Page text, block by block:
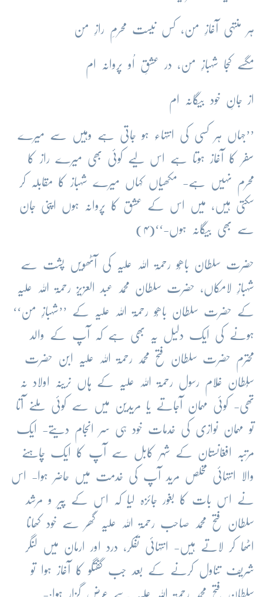
ہر منتہی آغازِ من، کس نیست محرمِ رازِ من
مگسے کجا شہبازِ من، در عشقِ اُو پروانہ ام
از جانِ خود بیگانہ ام
’’جہاں ہر کسی کی انتہاء ہو جاتی ہے وہیں سے میرے
سفر کا آغاز ہوتا ہے اس لیے کوئی بھی میرے راز کا
محرم نہیں ہے- مکھیاں کہاں میرے شہباز کا مقابلہ کر
سکتی ہیں، میں اس کے عشق کا پروانہ ہوں اپنی جان
سے بھی بیگانہ ہوں-‘‘(۴)
حضرت سلطان باھُو رحمۃ اللہ علیہ کی آٹھویں پشت سے
شہبازِ لامکاں، حضرت سلطان محمد عبد العزیز رحمۃ اللہ علیہ
کے حضرت سلطان باھُو رحمۃ اللہ علیہ کے ’’شہبازِ من‘‘
ہونے کی ایک دلیل یہ بھی ہے کہ آپ کے والد
محترم حضرت سلطان فتح محمد رحمۃ اللہ علیہ ابن حضرت
سُلطان غُلام رسول رحمۃ اللہ علیہ کے ہاں نرینہ اولاد نہ
تھی- کوئی مہمان آجاتے یا مریدین میں سے کوئی ملنے آتا
تو مہمان نوازی کی خدمات خود ہی سر انجام دیتے- ایک
مرتبہ افغانستان کے شہر کابل سے آپ کا ایک چاہنے
والا انتہائی مخلص مرید آپ کی خدمت میں حاضر ہوا- اس
نے اس بات کا بغور جائزہ لیا کہ اس کے پیر و مرشد
سلطان فتح محمد صاحب رحمۃ اللہ علیہ گھر سے خود کھانا
اٹھا کر لاتے ہیں- انتہائی تفکر، درد اور ارمان میں لنگر
شریف تناول کرنے کے بعد جب گفتگو کا آغاز ہوا تو
سلطان فتح محمد رحمۃ اللہ علیہ سے عرض گزار ہوا:-